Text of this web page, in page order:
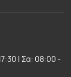
| Σα: 08:00 -